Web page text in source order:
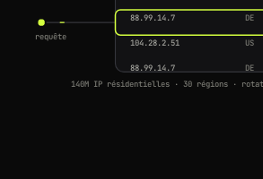
requête
104.28.2.51 US
88.99.14.7 DE
159.65.0.19 SG
140M IP résidentielles · 30 régions ·